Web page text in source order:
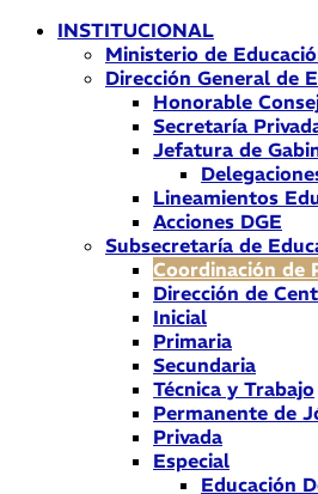
INSTITUCIONAL
Ministerio de
Dirección General de
Honorable
Secretaría
Jefatura de
Lineamientos
Acciones DGE
Subsecretaría de
Coordinación de
Dirección de
Inicial
Primaria
Secundaria
Técnica y Trabajo
Permanente de
Privada
Especial
Educación